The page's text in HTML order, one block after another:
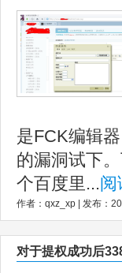
是FCK编辑
的漏洞试下
个百度里...阅
作者：qxz_xp | 发布：
对于提权成功后